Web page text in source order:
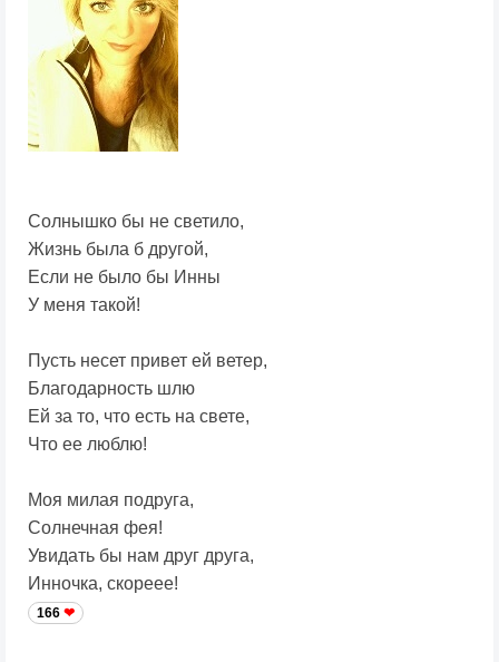
Солнышко бы не светило,
Жизнь была б другой,
Если не было бы Инны
У меня такой!
Пусть несет привет ей ветер,
Благодарность шлю
Ей за то, что есть на свете,
Что ее люблю!
Моя милая подруга,
Солнечная фея!
Увидать бы нам друг друга,
Инночка, скореее!
166